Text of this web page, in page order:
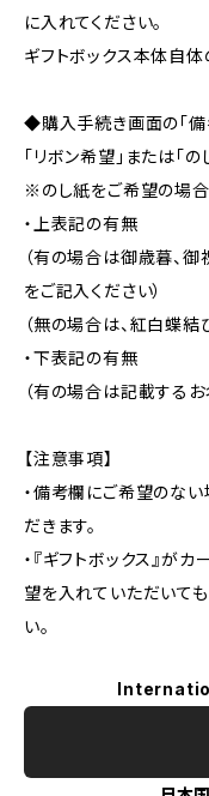
に入れてください。
ギフトボックス本体自体
◆購入手続き画面の「備
「リボン希望」または「
※のし紙をご希望の場合
・上表記の有無
（有の場合は御歳暮、
をご記入ください）
（無の場合は、紅白蝶
・下表記の有無
（有の場合は記載するお
【注意事項】
・備考欄にご希望のな
だきます。
・『ギフトボックス』が
望を入れていただいて
い。